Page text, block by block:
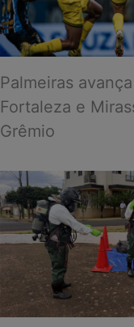
Palmeiras
Fortaleza e
Grêmio